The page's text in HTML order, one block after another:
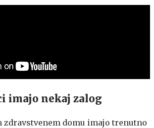
imajo nekaj zalog
zdravstvenem domu imajo trenutno